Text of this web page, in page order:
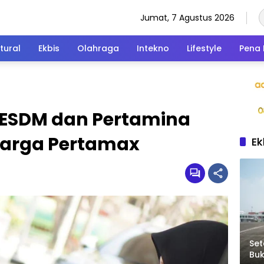
Jumat, 7 Agustus 2026
Ekbis Olahraga Intekno Lifestyle Pena
dan Pertamina
Pertamax